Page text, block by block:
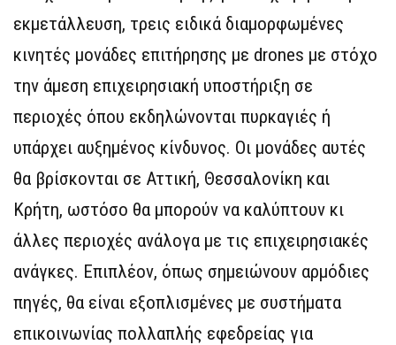
εκμετάλλευση, τρεις ειδικά διαμορφωμένες
κινητές μονάδες επιτήρησης με drones με στόχο
την άμεση επιχειρησιακή υποστήριξη σε
περιοχές όπου εκδηλώνονται πυρκαγιές ή
υπάρχει αυξημένος κίνδυνος. Οι μονάδες αυτές
θα βρίσκονται σε Αττική, Θεσσαλονίκη και
Κρήτη, ωστόσο θα μπορούν να καλύπτουν κι
άλλες περιοχές ανάλογα με τις επιχειρησιακές
ανάγκες. Επιπλέον, όπως σημειώνουν αρμόδιες
πηγές, θα είναι εξοπλισμένες με συστήματα
επικοινωνίας πολλαπλής εφεδρείας για